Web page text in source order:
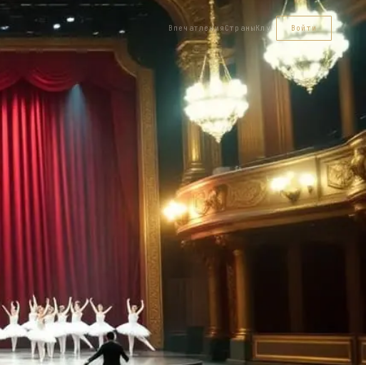
Впечатления СтраныКлуб Войти